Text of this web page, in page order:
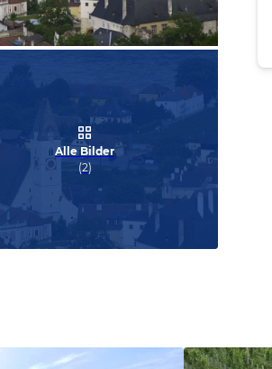
Alle Bilder
(2)